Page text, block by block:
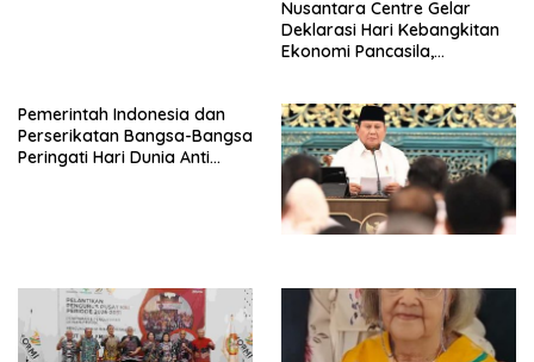
Nusantara Centre Gelar
Deklarasi Hari Kebangkitan
Ekonomi Pancasila,
Penjajahan (Pergolakan
Ekonomi Politik Indonesia) &
Simposium Nasional “Urgensi
Undang-Undang
Perekonomian Nasional dan
Kesejahteraan Sosial dalam
Pemerintah Indonesia dan
Perserikatan Bangsa-Bangsa
Peringati Hari Dunia Anti